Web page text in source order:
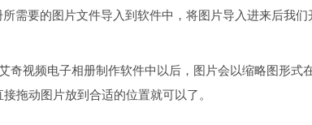
需要的图片文件导入到软件中，将图片导入进来后我们
奇视频电子相册制作软件中以后，图片会以缩略图形式
拖动图片放到合适的位置就可以了。